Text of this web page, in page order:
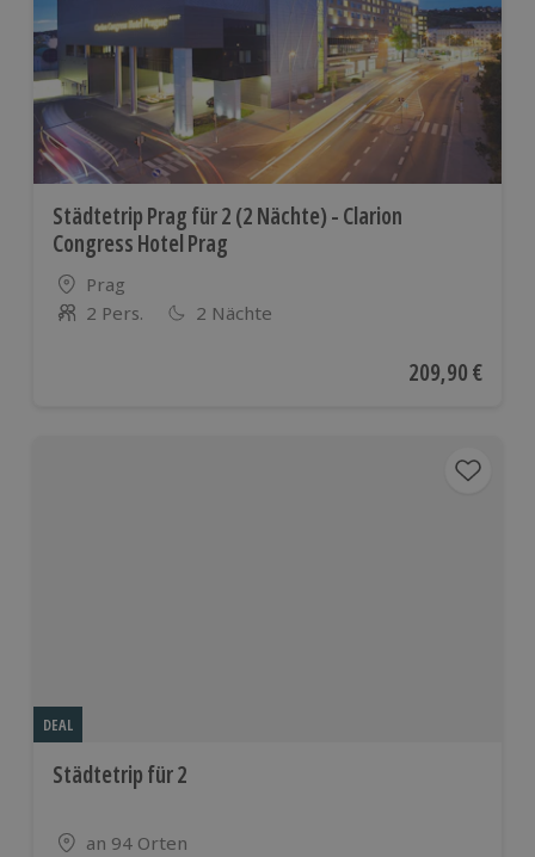
Städtetrip Prag für 2 (2 Nächte) - Clarion
Congress Hotel Prag
Standort
Prag
Anzahl der Teilnehmer
2 Pers. 2 Nächte
Aktueller Preis
209,90 €
DEAL
Städtetrip für 2
Standort
an 94 Orten